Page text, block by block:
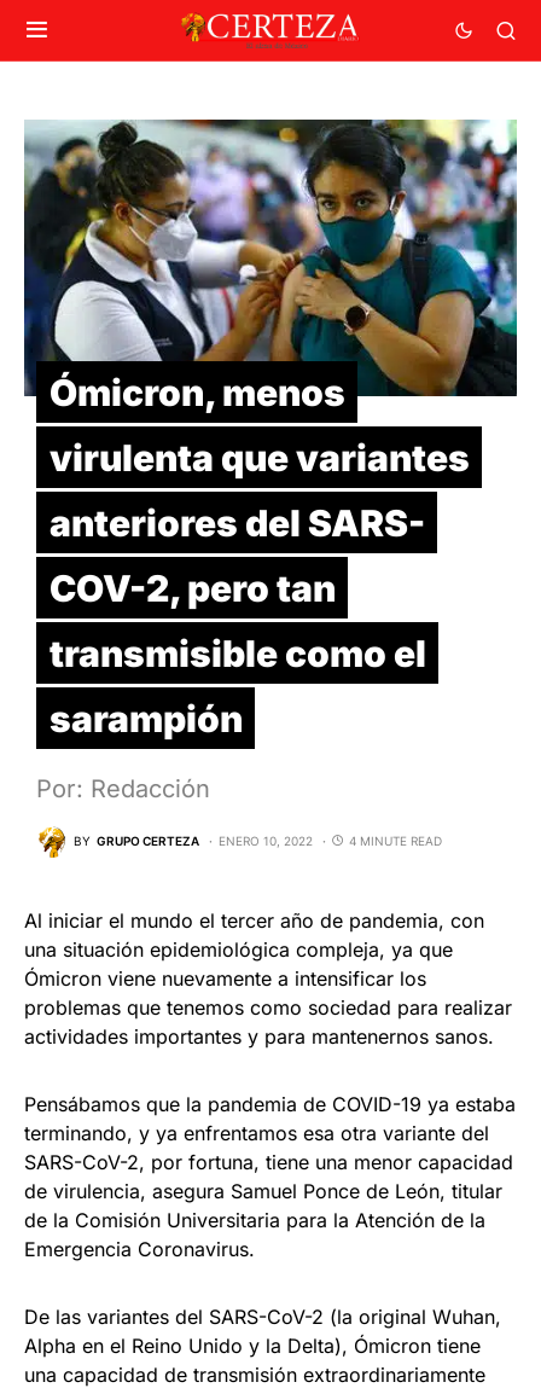
Ómicron, menos
virulenta que variantes
anteriores del SARS-
COV-2, pero tan
transmisible como el
sarampión
Por: Redacción
BY GRUPO CERTEZA ENERO 10, 2022 4 MINUTE READ
Al iniciar el mundo el tercer año de pandemia, con
una situación epidemiológica compleja, ya que
Ómicron viene nuevamente a intensificar los
problemas que tenemos como sociedad para realizar
actividades importantes y para mantenernos sanos.
Pensábamos que la pandemia de COVID-19 ya estaba
terminando, y ya enfrentamos esa otra variante del
SARS-CoV-2, por fortuna, tiene una menor capacidad
de virulencia, asegura Samuel Ponce de León, titular
de la Comisión Universitaria para la Atención de la
Emergencia Coronavirus.
De las variantes del SARS-CoV-2 (la original Wuhan,
Alpha en el Reino Unido y la Delta), Ómicron tiene
una capacidad de transmisión extraordinariamente